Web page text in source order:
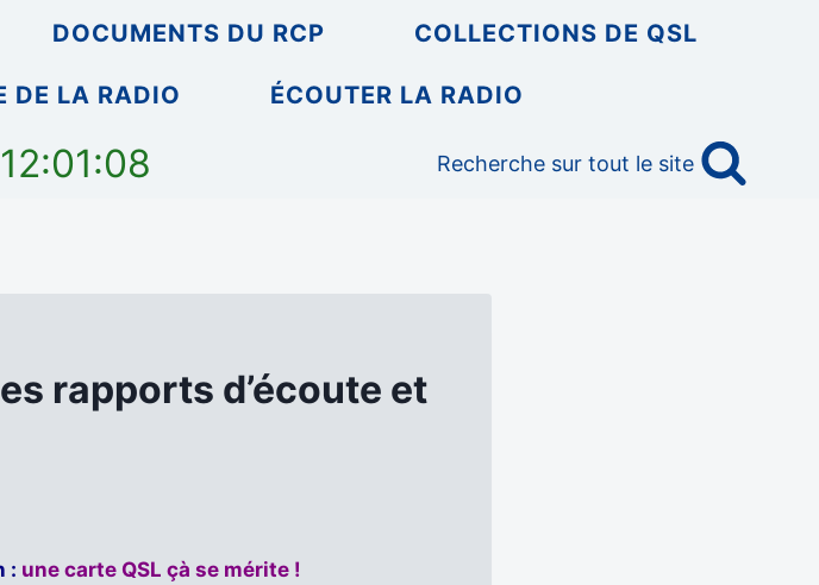
DOCUMENTS DU RCP COLLECTIONS DE QSL
DE LA RADIO ÉCOUTER LA RADIO
Recherche sur tout le site
rapports d’écoute et
: une carte QSL çà se mérite !